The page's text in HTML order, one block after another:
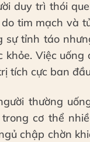
duy trì thói
tim mạch và
tỉnh táo
Việc
tích cực ban
thường
cơ thể
chập chờn